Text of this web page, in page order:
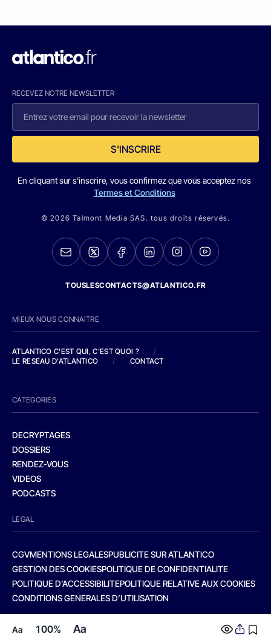
Aa 100% Aa
RECEVEZ NOTRE NEWSLETTER
S'INSCRIRE
En cliquant sur s'inscrire, vous confirmez que vous acceptez nos
Termes et Conditions
© 2026 Talmont Media SAS. tous droits réservés.
TOUSLESCONTACTS@ATLANTICO.FR
MIEUX NOUS CONNAITRE
ATLANTICO C'EST QUI, C'EST QUOI ?
/
LE RESEAU D'ATLANTICO
/ CONTACT
CATEGORIES
DECRYPTAGES
DOSSIERS
RENDEZ-VOUS
VIDEOS
PODCASTS
LEGAL
CGVMENTIONS LEGALESPUBLICITE SUR ATLANTICO
GESTION DES COOKIESPOLITIQUE DE CONFIDENTIALITE
POLITIQUE D’ACCESSIBILITEPOLITIQUE RELATIVE AUX COOKIES
CONDITIONS GENERALES D’UTILISATION